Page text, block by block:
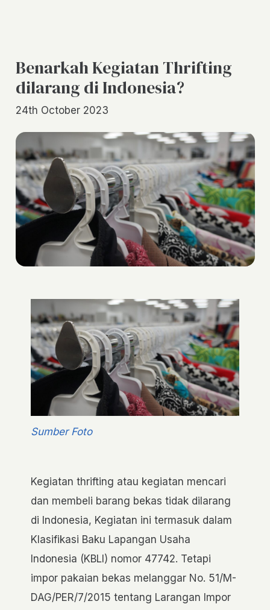
Benarkah Kegiatan Thrifting
dilarang di Indonesia?
24th October 2023
Sumber Foto
Kegiatan thrifting atau kegiatan mencari
dan membeli barang bekas tidak dilarang
di Indonesia, Kegiatan ini termasuk dalam
Klasifikasi Baku Lapangan Usaha
Indonesia (KBLI) nomor 47742. Tetapi
impor pakaian bekas melanggar No. 51/M-
DAG/PER/7/2015 tentang Larangan Impor